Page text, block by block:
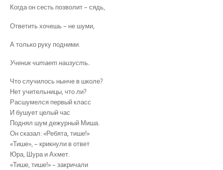
Когда он сесть позволит – сядь,
Ответить хочешь – не шуми,
А только руку подними.
Ученик читает наизусть.
Что случилось нынче в школе?
Нет учительницы, что ли?
Расшумелся первый класс
И бушует целый час
Поднял шум дежурный Миша.
Он сказал: «Ребята, тише!»
«Тише», – крикнули в ответ
Юра, Шура и Ахмет.
«Тише, тише!» – закричали